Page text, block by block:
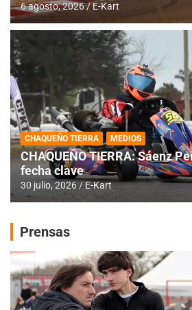
6 agosto, 2026 E-Kart
CHAQUEÑO TIERRA MEDIOS
CHAQUEÑO TIERRA: Sáenz
fecha clave
30 julio, 2026 E-Kart
Prensas